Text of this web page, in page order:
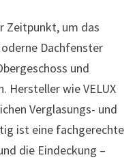
Zeitpunkt, um das
Dachfenster
und
Hersteller wie VELUX
Verglasungs- und
ist eine fachgerechte
die Eindeckung –